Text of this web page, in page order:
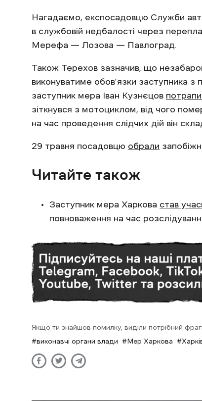
Нагадаємо, експосадовцю Служби
в службовій недбалості через
Мерефа — Лозова — Павлоград.
Також Терехов зазначив, що
виконуватиме обов’язки заступника
заступник мера Іван Кузнєцов
зіткнувся з мотоциклом, від чого
на час проведення слідчих дій він
29 травня посадовцю обрали
Читайте також
Заступник мера Харкова став
повноваження на час
Якщо ти знайшов помилку, виділи потрібний
виконавчі органи влади
Мер Харкова